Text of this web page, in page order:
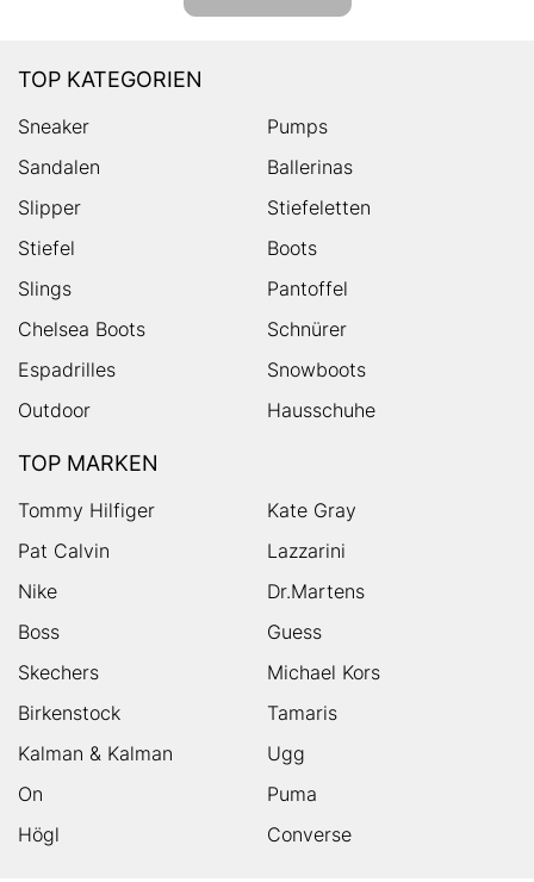
TOP KATEGORIEN
Sneaker
Pumps
Sandalen
Ballerinas
Slipper
Stiefeletten
Stiefel
Boots
Slings
Pantoffel
Chelsea Boots
Schnürer
Espadrilles
Snowboots
Outdoor
Hausschuhe
TOP MARKEN
Tommy Hilfiger
Kate Gray
Pat Calvin
Lazzarini
Nike
Dr.Martens
Boss
Guess
Skechers
Michael Kors
Birkenstock
Tamaris
Kalman & Kalman
Ugg
On
Puma
Högl
Converse